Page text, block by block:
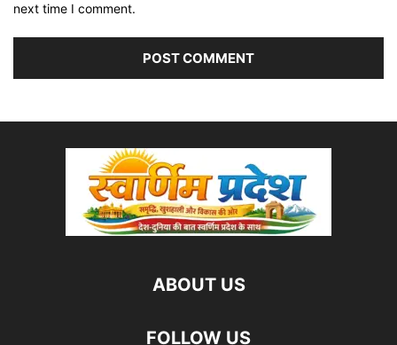
next time I comment.
ABOUT US
FOLLOW US